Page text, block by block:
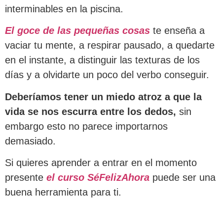
interminables en la piscina.
El goce de las pequeñas cosas te enseña a
vaciar tu mente, a respirar pausado, a quedarte
en el instante, a distinguir las texturas de los
días y a olvidarte un poco del verbo conseguir.
Deberíamos tener un miedo atroz a que la
vida se nos escurra entre los dedos, sin
embargo esto no parece importarnos
demasiado.
Si quieres aprender a entrar en el momento
presente el curso SéFelizAhora puede ser una
buena herramienta para ti.